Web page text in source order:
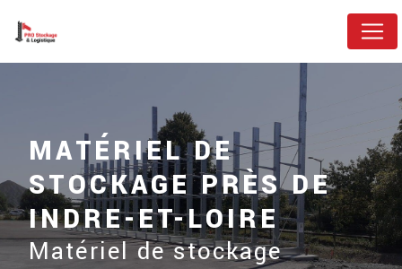
MATÉRIEL DE
STOCKAGE PRÈS DE
INDRE-ET-LOIRE
Matériel de stockage